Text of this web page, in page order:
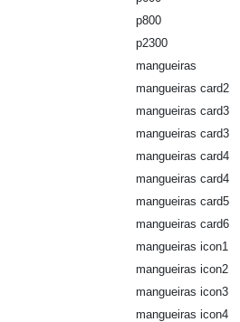
p800
p2300
mangueiras
mangueiras card2
mangueiras card3
mangueiras card3
mangueiras card4
mangueiras card4
mangueiras card5
mangueiras card6
mangueiras icon1
mangueiras icon2
mangueiras icon3
mangueiras icon4